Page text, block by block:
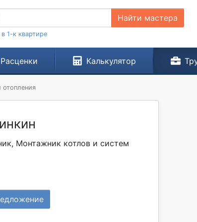
Найти мастера
1-к квартире
Расценки Калькулятор
отопления
Монтажник котлов и систем